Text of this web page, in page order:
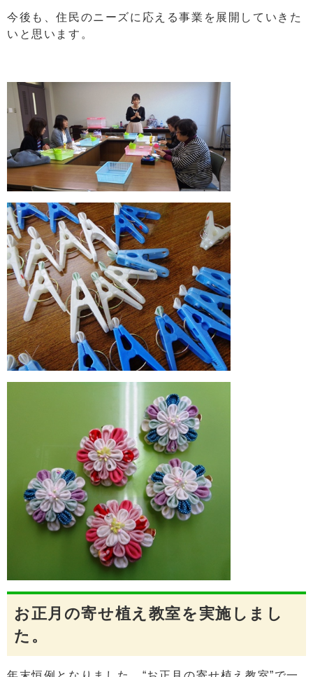
今後も、住民のニーズに応える事業を展開していきた
いと思います。
お正月の寄せ植え教室を実施しまし
た。